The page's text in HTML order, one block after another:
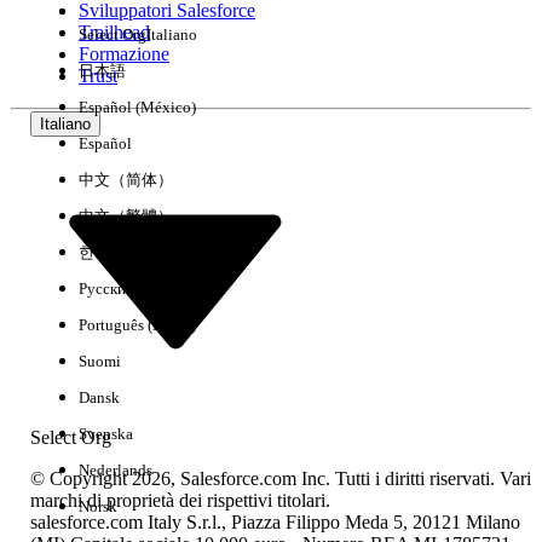
Esperienza
Nessun risultato
Sviluppatori Salesforce
Trailhead
Formazione
Trust
Italiano
Select Org
Select OrgItaliano
日本語
Español (México)
Español
中文（简体）
中文（繁體）
한국어
Русский
Português (Brasil)
Suomi
Dansk
Svenska
Nederlands
Norsk
© Copyright 2026, Salesforce.com Inc. Tutti i diritti riservati. Vari
marchi di proprietà dei rispettivi titolari.
salesforce.com Italy S.r.l., Piazza Filippo Meda 5, 20121 Milano